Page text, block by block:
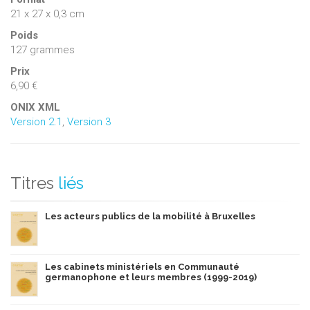
établie entre les coalitions conclues à l’issue des deux
21 x 27 x 0,3 cm
Poids
127 grammes
Prix
6,90 €
ONIX XML
Version 2.1 Version 3
Titres liés
Les acteurs publics de la mobilité à Bruxelles
Les cabinets ministériels en Communauté
germanophone et leurs membres (1999-2019)